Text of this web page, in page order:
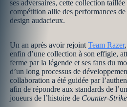
ses adversaires, cette collection
compétition allie des performances
design audacieux.
Un an après avoir rejoint Team Razer
enfin d’une collection à son effigie,
ferme par la légende et ses fans du
d’un long processus de
collaboration a été guidée par
afin de répondre aux standards de
joueurs de l’histoire de Counter-Strike